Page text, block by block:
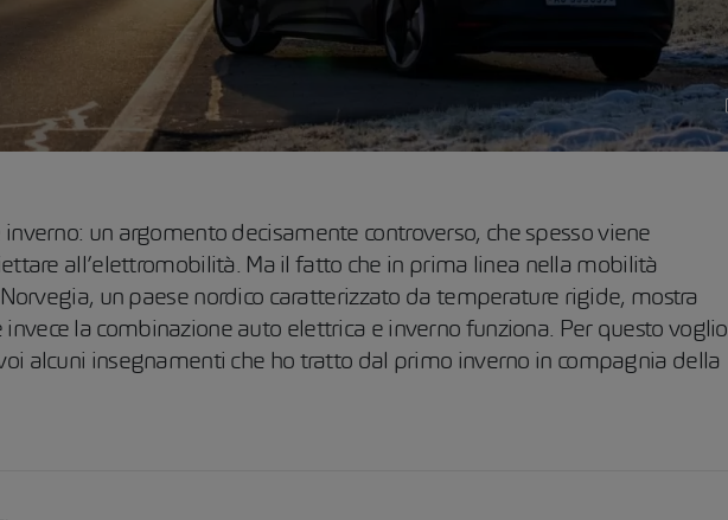
un argomento decisamente controverso, che spesso viene
all’elettromobilità. Ma il fatto che in prima linea nella mobilità
un paese nordico caratterizzato da temperature rigide, mostra
invece la combinazione auto elettrica e inverno funziona. Per questo voglio
alcuni insegnamenti che ho tratto dal primo inverno in compagnia della